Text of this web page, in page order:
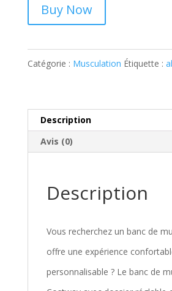
Buy Now
Catégorie : Musculation Étiquette :
Description
Avis (0)
Description
Vous recherchez un banc de
offre une expérience
personnalisable ? Le banc de